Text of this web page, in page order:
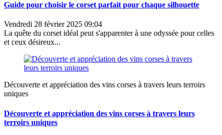
Guide pour choisir le corset parfait pour chaque silhouette
Vendredi 28 février 2025 09:04
La quête du corset idéal peut s'apparenter à une odyssée pour celles
et ceux désireux...
Découverte et appréciation des vins corses à travers leurs terroirs
uniques
Découverte et appréciation des vins corses à travers leurs
terroirs uniques